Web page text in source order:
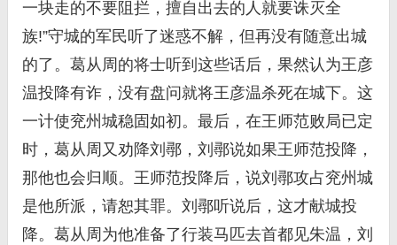
一块走的不要阻拦，擅自出去的人就要诛灭全
族!”守城的军民听了迷惑不解，但再没有随意出城
的了。葛从周的将士听到这些话后，果然认为王彦
温投降有诈，没有盘问就将王彦温杀死在城下。这
一计使兖州城稳固如初。最后，在王师范败局已定
时，葛从周又劝降刘鄩，刘鄩说如果王师范投降，
那他也会归顺。王师范投降后，说刘鄩攻占兖州城
是他所派，请恕其罪。刘鄩听说后，这才献城投
降。葛从周为他准备了行装马匹去首都见朱温，刘